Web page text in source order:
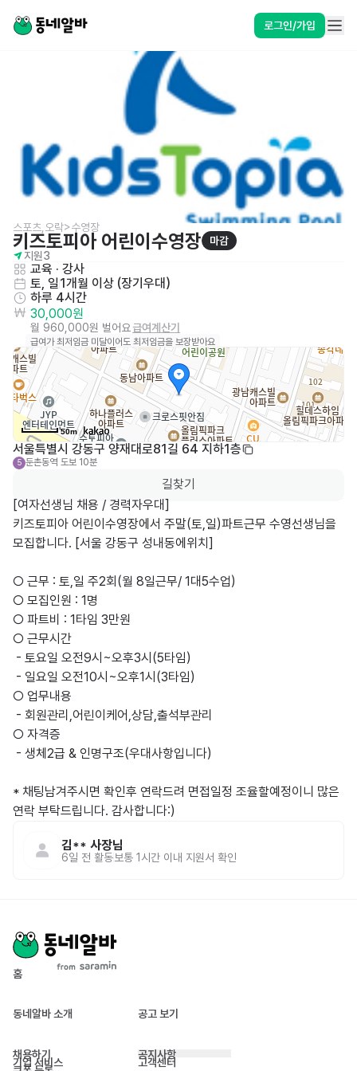
로그인/가입
스포츠,오락>수영장
키즈토피아 어린이수영장
마감
지원3
교육 · 강사
토, 일1개월 이상 (장기우대)
하루 4시간
30,000원
월 960,000원 벌어요급여계산기
급여가 최저임금 미달이어도 최저임금을 보장받아요
50m
서울특별시 강동구 양재대로81길 64 지하1층
5 둔촌동역 도보 10분
길찾기
[여자선생님 채용 / 경력자우대]
키즈토피아 어린이수영장에서 주말(토,일)파트근무 수영선생님을
모집합니다. [서울 강동구 성내동에위치]
○ 근무 : 토,일 주2회(월 8일근무/ 1대5수업)
○ 모집인원 : 1명
○ 파트비 : 1타임 3만원
○ 근무시간
○ 업무내용
○ 자격증
* 채팅남겨주시면 확인후 연락드려 면접일정 조율할예정이니 많은
연락 부탁드립니다. 감사합니다:)
김** 사장님
6일 전 활동보통 1시간 이내 지원서 확인
홈
동네알바 소개 공고 보기
채용하기
기업 서비스
공지사항
고객센터